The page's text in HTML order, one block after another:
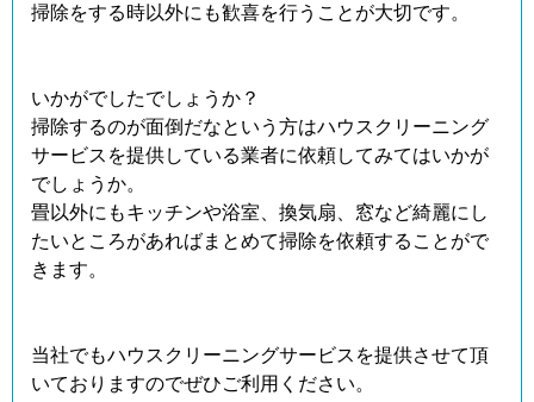
掃除をする時以外にも歓喜を行うことが大切です。
いかがでしたでしょうか？
掃除するのが面倒だなという方はハウスクリーニング
サービスを提供している業者に依頼してみてはいかが
でしょうか。
畳以外にもキッチンや浴室、換気扇、窓など綺麗にし
たいところがあればまとめて掃除を依頼することがで
きます。
当社でもハウスクリーニングサービスを提供させて頂
いておりますのでぜひご利用ください。